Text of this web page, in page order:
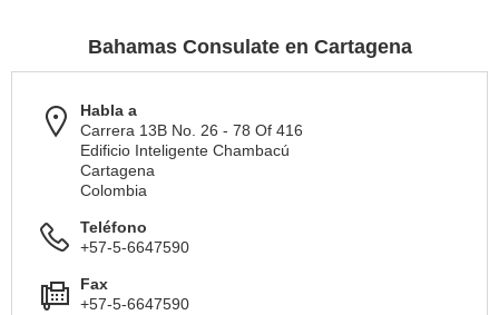
Bahamas Consulate en Cartagena
Habla a
Carrera 13B No. 26 - 78 Of 416
Edificio Inteligente Chambacú
Cartagena
Colombia
Teléfono
+57-5-6647590
Fax
+57-5-6647590